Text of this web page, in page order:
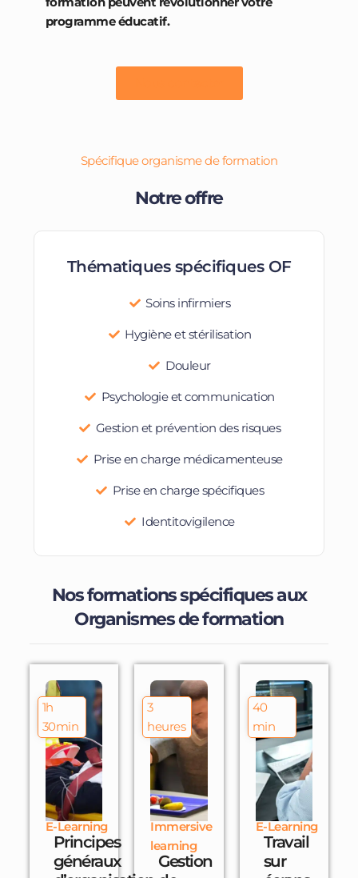
programme éducatif.
Spécifique organisme de formation
Notre offre
Thématiques spécifiques OF
Soins infirmiers
Hygiène et stérilisation
Douleur
Psychologie et communication
Gestion et prévention des risques
Prise en charge médicamenteuse
Prise en charge spécifiques
Identitovigilence
Nos formations spécifiques aux
Organismes de formation
1h
30min
E-Learning
Principes
généraux
3
heures
Immersive
learning
Gestion
40
min
E-Learning
Travail
sur